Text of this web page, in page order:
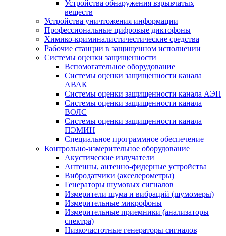
Устройства обнаружения взрывчатых
веществ
Устройства уничтожения информации
Профессиональные цифровые диктофоны
Химико-криминалистичестические средства
Рабочие станции в защищенном исполнении
Системы оценки защищенности
Вспомогательное оборудование
Системы оценки защищенности канала
АВАК
Системы оценки защищенности канала АЭП
Системы оценки защищенности канала
ВОЛС
Системы оценки защищенности канала
ПЭМИН
Специальное программное обеспечение
Контрольно-измерительное оборудование
Акустические излучатели
Антенны, антенно-фидерные устройства
Вибродатчики (акселерометры)
Генераторы шумовых сигналов
Измерители шума и вибраций (шумомеры)
Измерительные микрофоны
Измерительные приемники (анализаторы
спектра)
Низкочастотные генераторы сигналов